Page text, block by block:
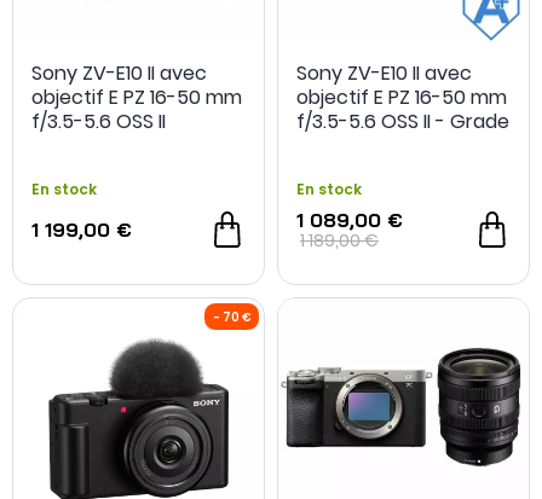
Sony ZV-E10 II avec
objectif E PZ 16-50 mm
f/3.5-5.6 OSS II
En stock
1 199,00 €
Sony ZV-E10 II avec
objectif E PZ 16-50 mm
f/3.5-5.6 OSS II - Grade
En stock
1 089,00 €
1 189,00 €